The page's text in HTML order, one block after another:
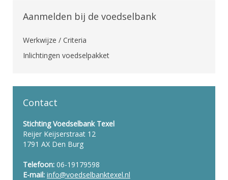
Aanmelden bij de voedselbank
Werkwijze / Criteria
Inlichtingen voedselpakket
Contact
Stichting Voedselbank Texel
Reijer Keijserstraat 12
1791 AX Den Burg
Telefoon: 06-19179598
E-mail: info@voedselbanktexel.nl